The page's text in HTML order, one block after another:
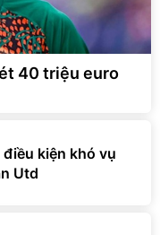
40 triệu euro
điều kiện khó vụ
Utd